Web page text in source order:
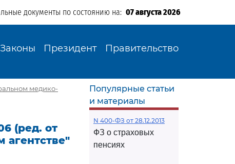
документы по состоянию на: 07 августа 2026
Законы Президент Правительство
медико-
(ред. от
агентстве"
Популярные статьи
и материалы
N 400-ФЗ от 28.12.2013
ФЗ о страховых
пенсиях